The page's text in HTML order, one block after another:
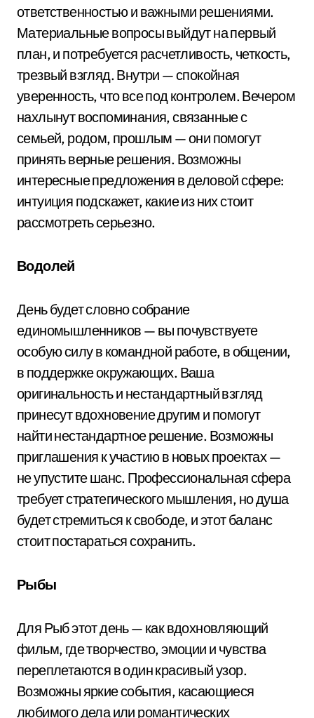
ответственностью и важными решениями.
Материальные вопросы выйдут на первый
план, и потребуется расчетливость, четкость,
трезвый взгляд. Внутри — спокойная
уверенность, что все под контролем. Вечером
нахлынут воспоминания, связанные с
семьей, родом, прошлым — они помогут
принять верные решения. Возможны
интересные предложения в деловой сфере:
интуиция подскажет, какие из них стоит
рассмотреть серьезно.
Водолей
День будет словно собрание
единомышленников — вы почувствуете
особую силу в командной работе, в общении,
в поддержке окружающих. Ваша
оригинальность и нестандартный взгляд
принесут вдохновение другим и помогут
найти нестандартное решение. Возможны
приглашения к участию в новых проектах —
не упустите шанс. Профессиональная сфера
требует стратегического мышления, но душа
будет стремиться к свободе, и этот баланс
стоит постараться сохранить.
Рыбы
Для Рыб этот день — как вдохновляющий
фильм, где творчество, эмоции и чувства
переплетаются в один красивый узор.
Возможны яркие события, касающиеся
любимого дела или романтических